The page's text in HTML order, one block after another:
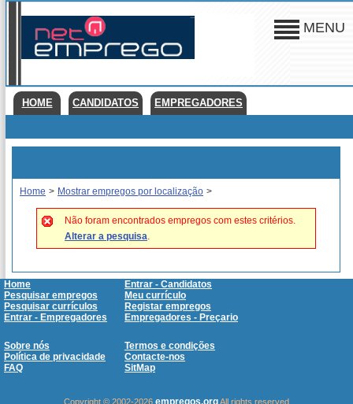
MENU
HOME CANDIDATOS EMPREGADORES
Home > Mostrar empregos por localização >
Não foram encontrados empregos com estes critérios.
Alterar a pesquisa.
Home
Entrar - Candidatos
Pesquisar empregos
Meu currículo
Pesquisar currículos
Registar empregos
Entrar - Empregadores
Empregadores - Preçario
Sobre nós
Termos e condições
Política de privacidade
Contacte-nos
FAQ
SitMap
Copyright © 2002-2026 empregos.orgAll rights reserved